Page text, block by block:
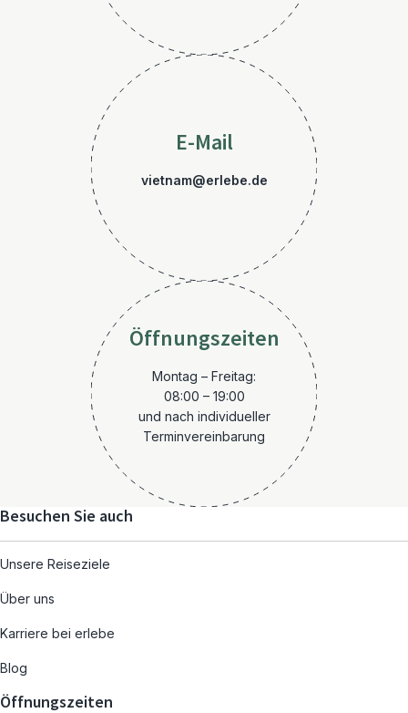
E-Mail
vietnam@erlebe.de
Öffnungszeiten
Montag – Freitag:
08:00 – 19:00
und nach individueller
Terminvereinbarung
Besuchen Sie auch
Unsere Reiseziele
Über uns
Karriere bei erlebe
Blog
Öffnungszeiten